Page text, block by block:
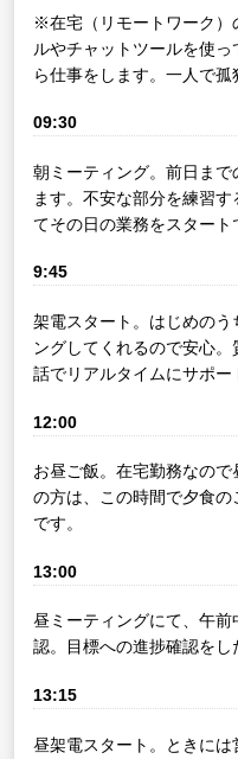
※在宅（リモートワーク）
ルやチャットツールを使
ら仕事をします。一人で孤
09:30
朝ミーティング。前日ま
ます。不安な部分を練習
てその日の業務をスタート
9:45
架電スタート。はじめの
ングしてくれるので安心
話でリアルタイムにサポー
12:00
お昼ご飯。在宅勤務なの
の方は、この時間で夕食
です。
13:00
昼ミーティングにて、午
認。目標への進捗確認をし
13:15
昼架電スタート。ときに